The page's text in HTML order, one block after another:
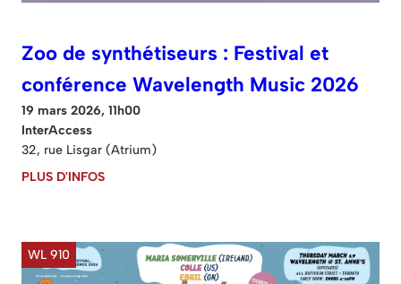
Zoo de synthétiseurs : Festival et
conférence Wavelength Music 2026
19 mars 2026, 11h00
InterAccess
32, rue Lisgar (Atrium)
PLUS D'INFOS
WL 910